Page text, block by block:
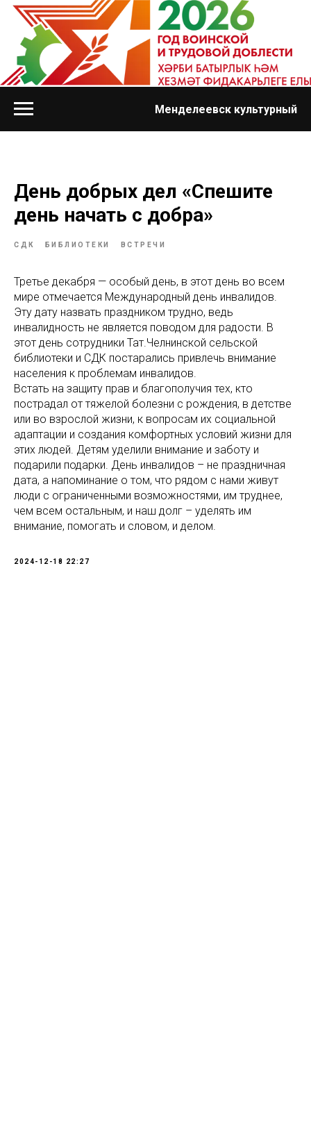
Менделеевск культурный
День добрых дел «Спешите
день начать с добра»
СДК БИБЛИОТЕКИ ВСТРЕЧИ
Третье декабря — особый день, в этот день во всем
мире отмечается Международный день инвалидов.
Эту дату назвать праздником трудно, ведь
инвалидность не является поводом для радости. В
этот день сотрудники Тат.Челнинской сельской
библиотеки и СДК постарались привлечь внимание
населения к проблемам инвалидов.
Встать на защиту прав и благополучия тех, кто
пострадал от тяжелой болезни с рождения, в детстве
или во взрослой жизни, к вопросам их социальной
адаптации и создания комфортных условий жизни для
этих людей. Детям уделили внимание и заботу и
подарили подарки. День инвалидов – не праздничная
дата, а напоминание о том, что рядом с нами живут
люди с ограниченными возможностями, им труднее,
чем всем остальным, и наш долг – уделять им
внимание, помогать и словом, и делом.
2024-12-18 22:27